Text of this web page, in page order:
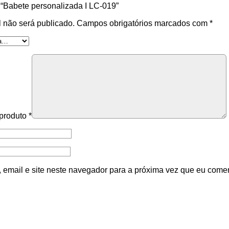
personalizada I LC-019”
não será publicado. Campos obrigatórios marcados com *
*
email e site neste navegador para a próxima vez que eu